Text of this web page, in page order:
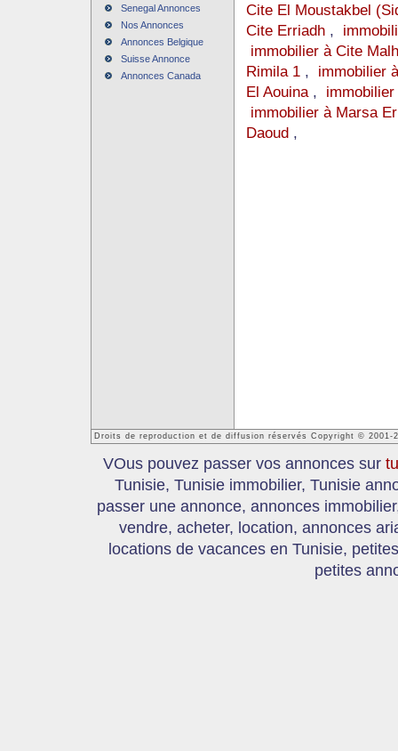
Senegal Annonces
Nos Annonces
Annonces Belgique
Suisse Annonce
Annonces Canada
Cite El Moustakbel
Cite Erriadh,
immobilier à Cite
Rimila 1, immobilier
El Aouina,
immobilier à Marsa
Daoud,
Droits de reproduction et de diffusion réservés Copyright © 2001-
VOus pouvez passer vos annonces sur
Tunisie, Tunisie immobilier, Tunisie
passer une annonce, annonces
vendre, acheter, location, annonces
locations de vacances en Tunisie,
petites